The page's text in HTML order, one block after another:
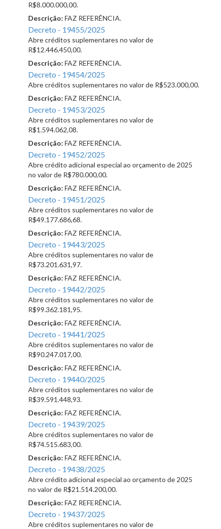
R$8.000.000,00.
Descrição: FAZ REFERÊNCIA.
Decreto - 19455/2025
Abre créditos suplementares no valor de
R$12.446.450,00.
Descrição: FAZ REFERÊNCIA.
Decreto - 19454/2025
Abre créditos suplementares no valor de R$523.000,00.
Descrição: FAZ REFERÊNCIA.
Decreto - 19453/2025
Abre créditos suplementares no valor de
R$1.594.062,08.
Descrição: FAZ REFERÊNCIA.
Decreto - 19452/2025
Abre crédito adicional especial ao orçamento de 2025
no valor de R$780.000,00.
Descrição: FAZ REFERÊNCIA.
Decreto - 19451/2025
Abre créditos suplementares no valor de
R$49.177.686,68.
Descrição: FAZ REFERÊNCIA.
Decreto - 19443/2025
Abre créditos suplementares no valor de
R$73.201.631,97.
Descrição: FAZ REFERÊNCIA.
Decreto - 19442/2025
Abre créditos suplementares no valor de
R$99.362.181,95.
Descrição: FAZ REFERÊNCIA.
Decreto - 19441/2025
Abre créditos suplementares no valor de
R$90.247.017,00.
Descrição: FAZ REFERÊNCIA.
Decreto - 19440/2025
Abre créditos suplementares no valor de
R$39.591.448,93.
Descrição: FAZ REFERÊNCIA.
Decreto - 19439/2025
Abre créditos suplementares no valor de
R$74.515.683,00.
Descrição: FAZ REFERÊNCIA.
Decreto - 19438/2025
Abre crédito adicional especial ao orçamento de 2025
no valor de R$21.514.200,00.
Descrição: FAZ REFERÊNCIA.
Decreto - 19437/2025
Abre créditos suplementares no valor de